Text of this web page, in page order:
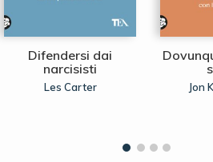
Difendersi dai
narcisisti
Les Carter Jon